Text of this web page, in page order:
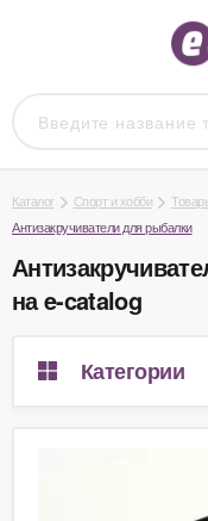
Каталог Спорт и хобби
Антизакручиватели для рыбалки
на e-catalog
Категории